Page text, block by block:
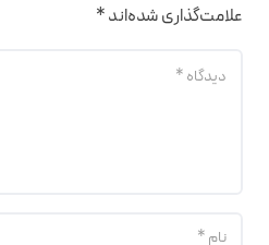
علامت‌گذاری شده‌اند*